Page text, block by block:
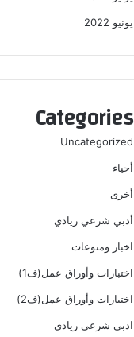
يونيو 2022
Categories
Uncategorized
أحياء
أخرى
أدبي شرعي ريادي
اخبار ومنوعات
اختبارات وأوراق عمل(ف1)
اختبارات وأوراق عمل(ف2)
ادبي شرعي ريادي